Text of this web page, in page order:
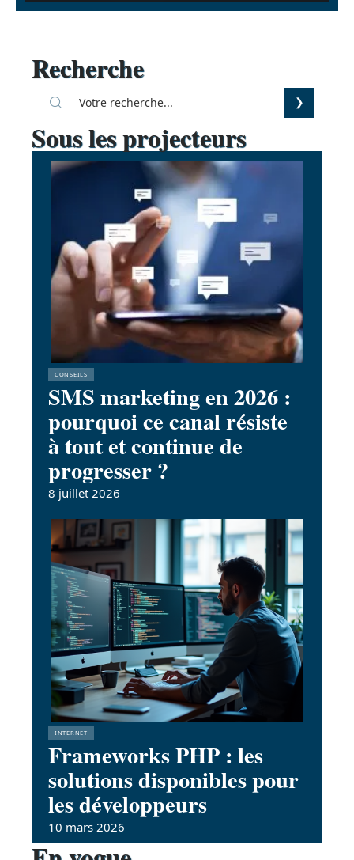
Recherche
Sous les projecteurs
CONSEILS
SMS marketing en 2026 :
pourquoi ce canal résiste
à tout et continue de
progresser ?
8 juillet 2026
INTERNET
Frameworks PHP : les
solutions disponibles pour
les développeurs
10 mars 2026